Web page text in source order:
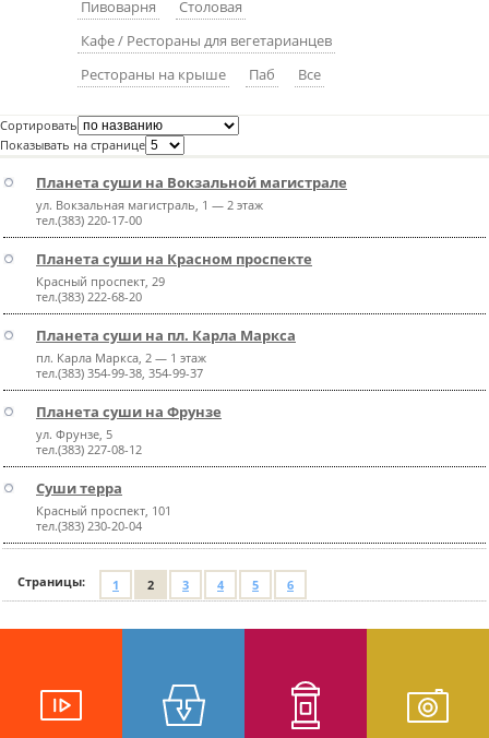
пїЅпїЅпїЅ
пїЅпїЅпїЅпїЅпїЅпїЅпїЅпїЅпїЅпїЅпїЅ
пїЅпїЅпїЅ
пїЅпїЅпїЅпїЅпїЅпїЅпїЅпїЅпїЅ
пїЅпїЅпїЅ пїЅпїЅпїЅпїЅпїЅ
пїЅпїЅпїЅ пїЅпїЅпїЅпїЅпїЅпїЅ
пїЅпїЅпїЅпїЅпїЅ
пїЅпїЅпїЅпїЅпїЅпїЅпїЅпїЅпїЅпїЅ
Пивоварня
Столовая
Кафе / Рестораны для вегетарианцев
Рестораны на крыше
Паб Все
Сортировать
Показывать на странице
Планета суши на Вокзальной магистрале
ул. Вокзальная магистраль, 1 — 2 этаж
тел.(383) 220-17-00
Планета суши на Красном проспекте
Красный проспект, 29
тел.(383) 222-68-20
Планета суши на пл. Карла Маркса
пл. Карла Маркса, 2 — 1 этаж
тел.(383) 354-99-38, 354-99-37
Планета суши на Фрунзе
ул. Фрунзе, 5
тел.(383) 227-08-12
Суши терра
Красный проспект, 101
тел.(383) 230-20-04
Страницы: 1 2 3 4 5 6